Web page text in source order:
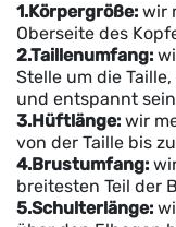
1.Körpergröße: wir
Oberseite des
2.Taillenumfang:
Stelle um die
und entspannt sein
3.Hüftlänge: wir
von der Taille bis
4.Brustumfang:
breitesten Teil der
5.Schulterlänge: